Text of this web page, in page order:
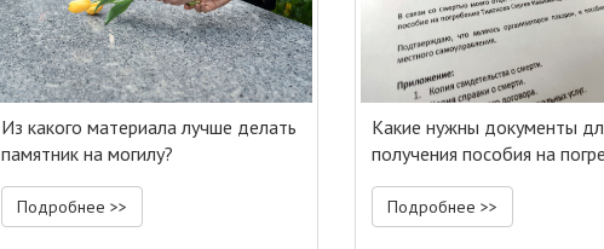
Из какого материала лучше делать
памятник на могилу?
Подробнее >>
Какие нужны документы
получения пособия на
Подробнее >>